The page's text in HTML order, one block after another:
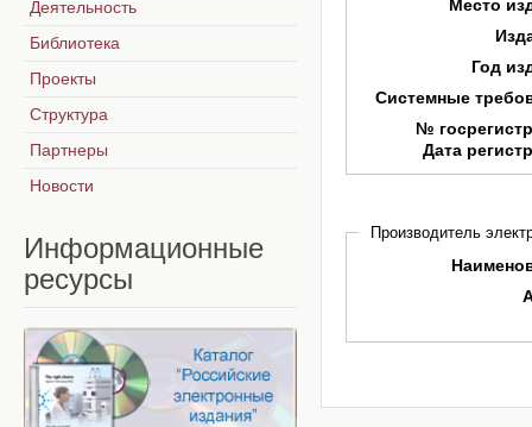
Место
Год
Системные
№
Дата
Производитель
Деятельность
Библиотека
Проекты
Структура
Партнеры
Новости
Информационные
ресурсы